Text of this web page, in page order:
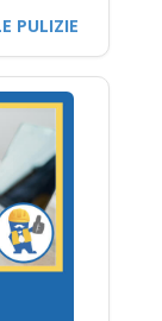
PULIZIE